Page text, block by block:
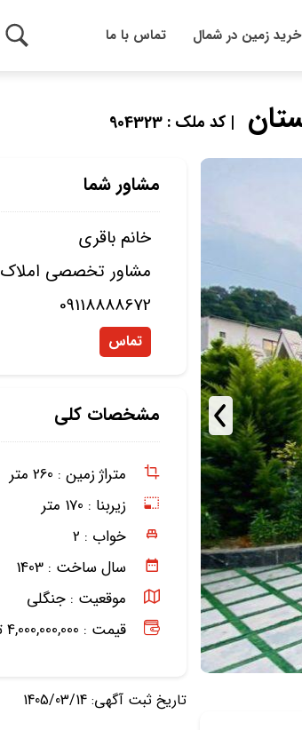
خرید زمین در شمال تماس با ما
| کد ملک : 904323
مشاور شما
خانم باقری
مشاور تخصصی املاک
09118888672
تماس
مشخصات کلی
متراژ زمین : 260 متر
زیربنا : 170 متر
خواب : 2
سال ساخت : 1403
موقعیت : جنگلی
قیمت : 4,000,000,000 تومان /
تاریخ ثبت آگهی: 1405/03/14